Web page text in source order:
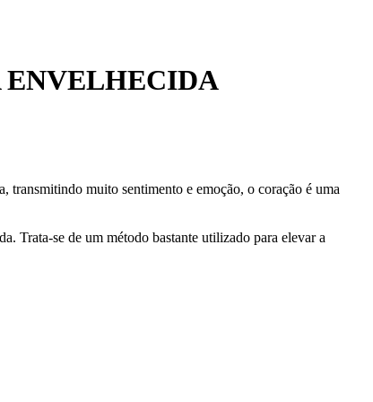
ENVELHECIDA
transmitindo muito sentimento e emoção, o coração é uma
Trata-se de um método bastante utilizado para elevar a